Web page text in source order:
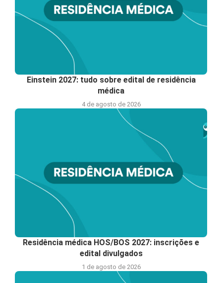
Einstein 2027: tudo sobre edital de residência
médica
4 de agosto de 2026
Residência médica HOS/BOS 2027: inscrições e
edital divulgados
1 de agosto de 2026